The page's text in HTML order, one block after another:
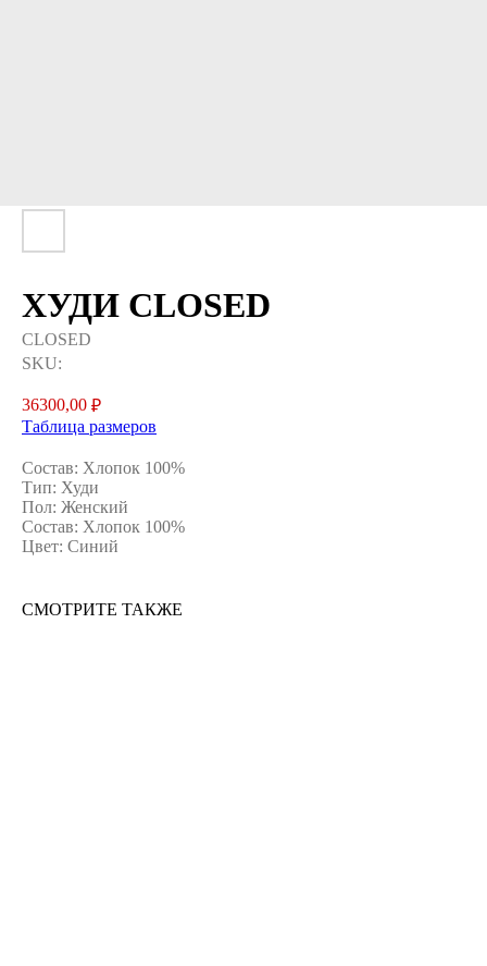
ХУДИ CLOSED
CLOSED
SKU:
36300,00 ₽
Таблица размеров
Состав: Хлопок 100%
Тип: Худи
Пол: Женский
Состав: Хлопок 100%
Цвет: Синий
СМОТРИТЕ ТАКЖЕ